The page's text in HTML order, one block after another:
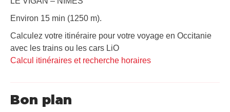
Environ 15 min (1250 m).
Calculez votre itinéraire pour votre voyage en Occitanie
avec les trains ou les cars LiO
Calcul itinéraires et recherche horaires
Bon plan